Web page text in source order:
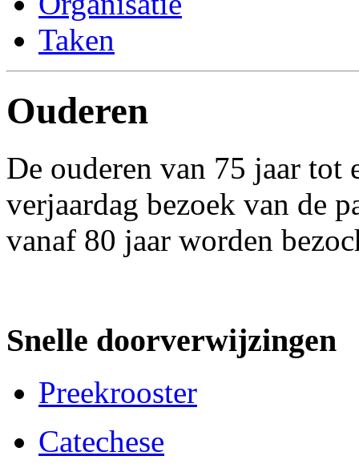
Taken
Ouderen
De ouderen van 75 jaar tot
verjaardag bezoek van de
vanaf 80 jaar worden
Snelle doorverwijzingen
Preekrooster
Catechese